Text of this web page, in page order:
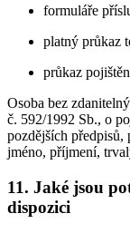
formuláře
platný průkaz
průkaz
Osoba bez
č. 592/1992 Sb., o
pozdějších
jméno, příjmení,
11. Jaké jsou
dispozici